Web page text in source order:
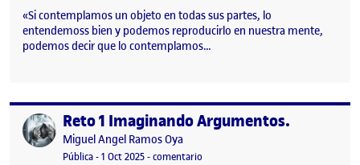
«Si contemplamos un objeto en todas sus partes, lo
entendemoss bien y podemos reproducirlo en nuestra mente,
podemos decir que lo contemplamos…
Publicado porReto 1 Imaginando Argumentos.
Publicado por
Miguel Angel Ramos Oya
Visibilidad:
Pública-Fecha de publicación
1 Oct 2025-comentario